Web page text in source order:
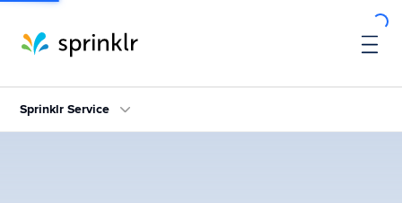
Sprinklr Service